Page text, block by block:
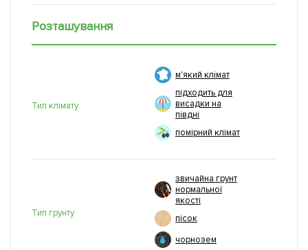
Розташування
Тип клімату
м'який клімат
підходить для
висадки на
півдні
помірний клімат
Тип грунту
звичайна грунт
нормальної
якості
пісок
чорнозем